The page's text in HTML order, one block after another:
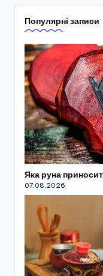
Популярні записи
Яка руна
07.08.2026